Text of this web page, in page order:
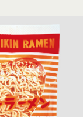
cabane de